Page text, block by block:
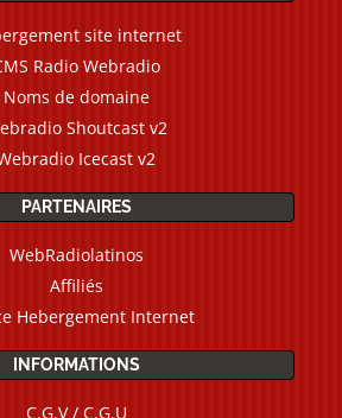
site internet
Radio Webradio
Noms de domaine
Shoutcast v2
Icecast v2
PARTENAIRES
WebRadiolatinos
Affiliés
Hebergement Internet
INFORMATIONS
C.G.V / C.G.U